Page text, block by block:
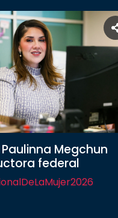
Megchun
federal